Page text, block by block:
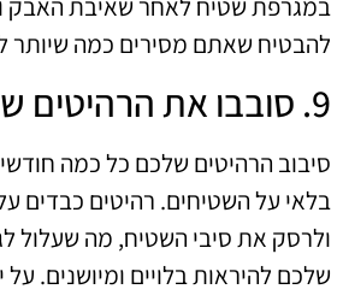
במגרפת שטיח לאחר שאיבת האבק
להבטיח שאתם מסירים כמה שיותר
9. סובבו את הרהיטים שלכם
סיבוב הרהיטים שלכם כל כמה
בלאי על השטיחים. רהיטים כבדים
ולרסק את סיבי השטיח, מה שעלול
שלכם להיראות בלויים ומיושנים. על